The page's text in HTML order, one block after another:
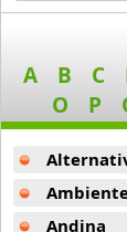
Nina Sky
26 músicas
Oniel
11 músicas
Parner
11 músicas
A
B C
O
P
Andina